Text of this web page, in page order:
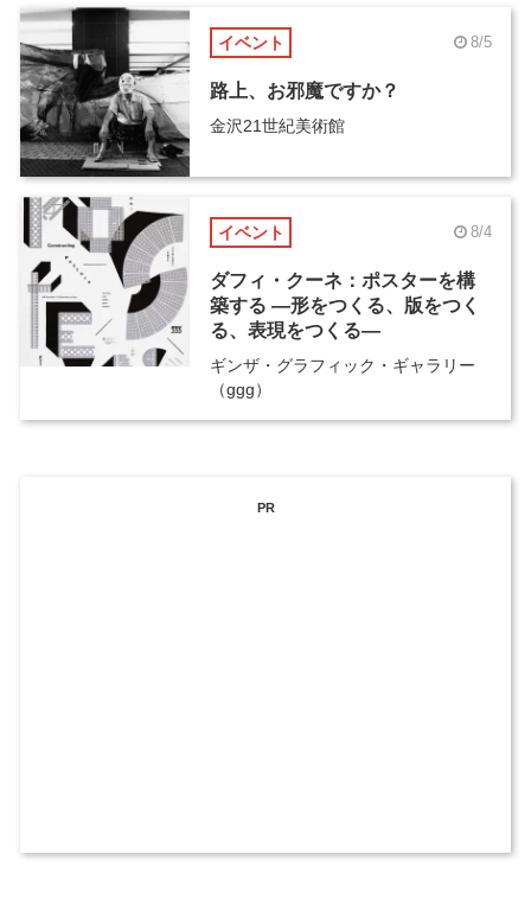
イベント 8/5
路上、お邪魔ですか？
金沢21世紀美術館
イベント 8/4
ダフィ・クーネ：ポスターを構
築する ―形をつくる、版をつく
る、表現をつくる―
ギンザ・グラフィック・ギャラリー
（ggg）
PR